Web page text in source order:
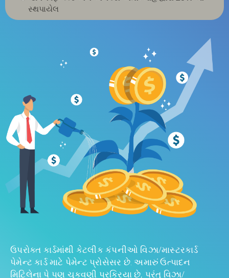
સ્થપાયેલ
ઉપરોક્ત કાર્ડમાંથી કેટલીક કંપનીઓ વિઝા/માસ્ટરકાર્ડ
પેમેન્ટ કાર્ડ માટે પેમેન્ટ પ્રોસેસર છે. અમારું ઉત્પાદન
મિટિલેના પે પણ ચુકવણી પ્રક્રિયા છે, પરંતુ વિઝા/